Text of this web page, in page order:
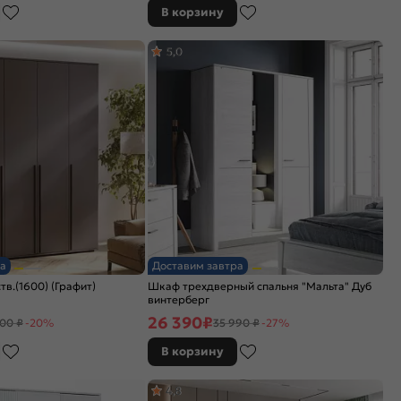
В корзину
(Графит)
₽ -20%
Доставим завтра
Шкаф трехдверный спальня "Мальта" Дуб
винтерберг
5,0
26 390₽35 990 ₽ -27%
В корзину
4,8